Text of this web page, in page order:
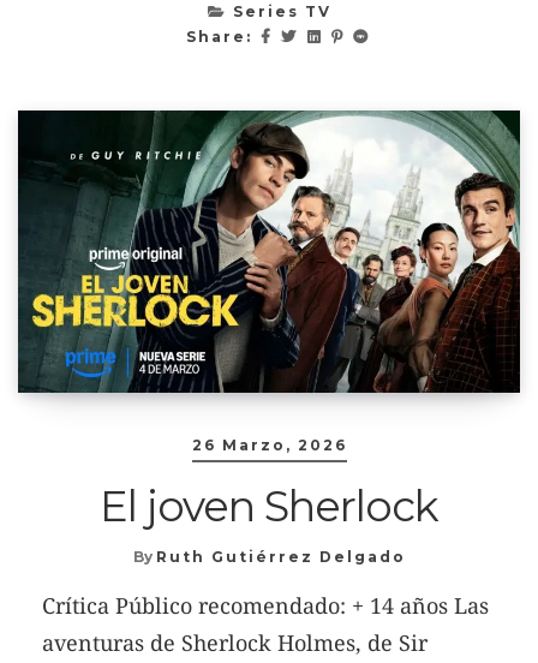
Series TV
Share:
26 Marzo, 2026
El joven Sherlock
By Ruth Gutiérrez Delgado
Crítica Público recomendado: + 14 años Las
aventuras de Sherlock Holmes, de Sir